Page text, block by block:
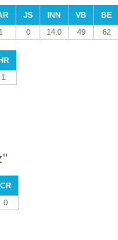
JS INN VB BE
1 0 14.0 49 62
1
CR
0